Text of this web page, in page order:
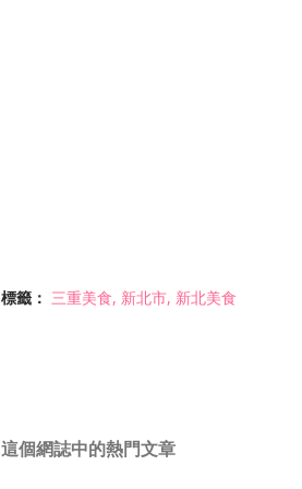
標籤： 三重美食 新北市 新北美食
這個網誌中的熱門文章